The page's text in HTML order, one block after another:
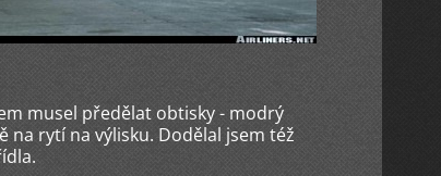
musel předělat obtisky - modrý
na rytí na výlisku. Dodělal jsem též